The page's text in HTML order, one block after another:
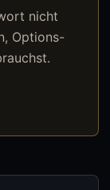
nicht
Options-